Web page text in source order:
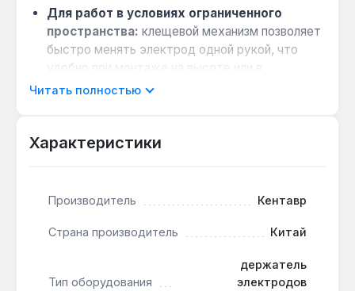
Для работ в условиях ограниченного
пространства: клещевой механизм позволяет
быстро менять электрод одной рукой, что
удобно при монтаже на высоте или в
труднодоступных местах.
изолированные компоненты подходят для
полупрофессиональных моделях.
интенсивной сварки очищайте губки от шлака
предотвращает перегрев контакта.
Читать полностью
Характеристики
Производитель Кентавр
Страна производитель Китай
Тип оборудования
держатель
электродов